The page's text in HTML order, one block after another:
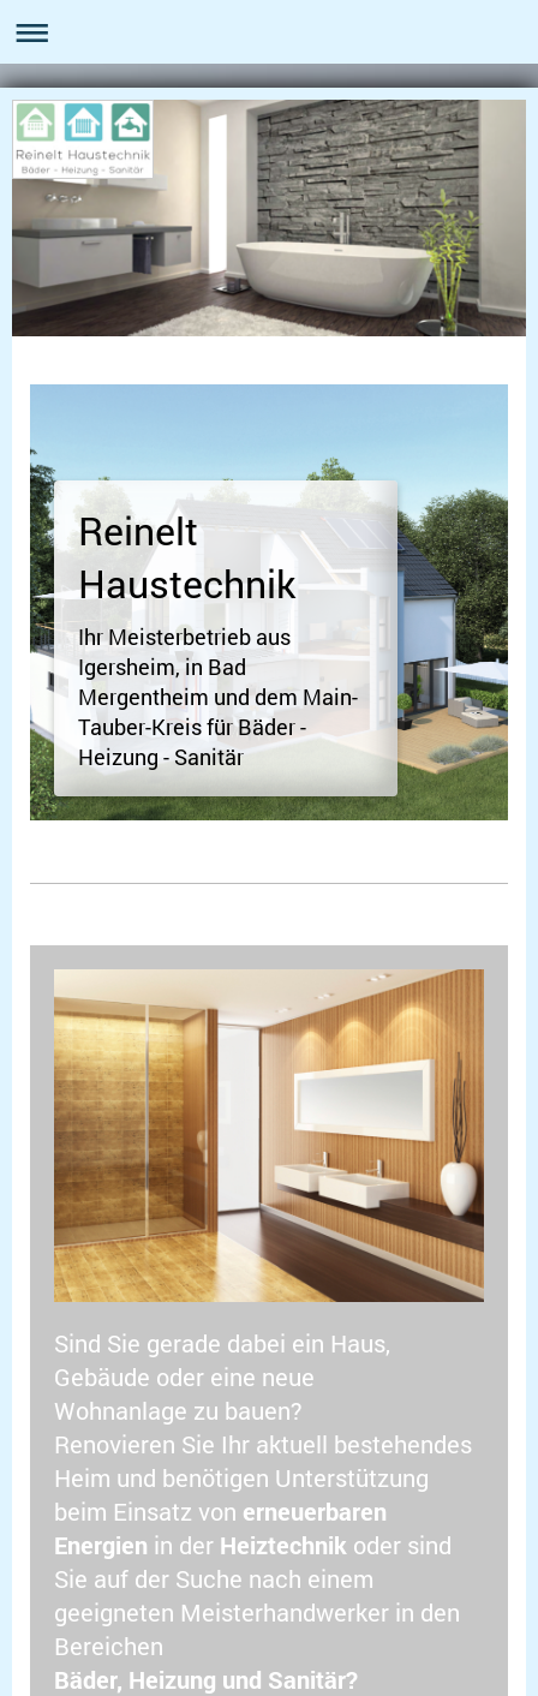
Reinelt
Haustechnik
Ihr Meisterbetrieb aus
Igersheim, in Bad
Mergentheim und dem Main-
Tauber-Kreis für Bäder -
Heizung - Sanitär
Sind Sie gerade dabei ein Haus,
Gebäude oder eine neue
Wohnanlage zu bauen?
Renovieren Sie Ihr aktuell bestehendes
Heim und benötigen Unterstützung
beim Einsatz von erneuerbaren
Energien in der Heiztechnik oder sind
Sie auf der Suche nach einem
geeigneten Meisterhandwerker in den
Bereichen
Bäder, Heizung und Sanitär?